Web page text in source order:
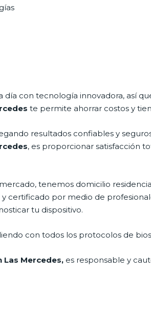
día con tecnología innovadora, así
te permite ahorrar costos y
resultados confiables y
, es proporcionar satisfacción
tenemos domicilio
y certificado por medio de
tu dispositivo.
con todos los protocolos de
Mercedes, es responsable y